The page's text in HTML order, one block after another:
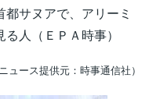
都サヌアで、アリーミ
人（ＥＰＡ時事）
ニュース提供元：時事通信社）